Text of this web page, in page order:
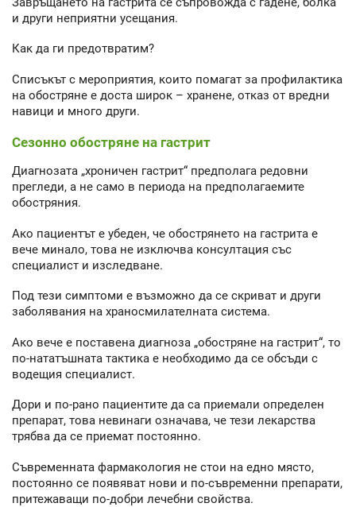
и други неприятни усещания.
Как да ги предотвратим?
Списъкът с мероприятия, които помагат за профилактика
на обостряне е доста широк – хранене, отказ от вредни
навици и много други.
Сезонно обостряне на гастрит
Диагнозата „хроничен гастрит“ предполага редовни
прегледи, а не само в периода на предполагаемите
обостряния.
Ако пациентът е убеден, че обострянето на гастрита е
вече минало, това не изключва консултация със
специалист и изследване.
Под тези симптоми е възможно да се скриват и други
заболявания на храносмилателната система.
Ако вече е поставена диагноза „обостряне на гастрит“, то
по-нататъшната тактика е необходимо да се обсъди с
водещия специалист.
Дори и по-рано пациентите да са приемали определен
препарат, това невинаги означава, че тези лекарства
трябва да се приемат постоянно.
Съвременната фармакология не стои на едно място,
постоянно се появяват нови и по-съвременни препарати,
притежаващи по-добри лечебни свойства.